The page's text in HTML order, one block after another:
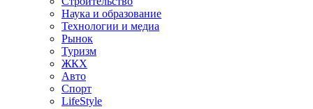
Наука и образование
Технологии и медиа
Рынок
Туризм
ЖКХ
Авто
Спорт
LifeStyle